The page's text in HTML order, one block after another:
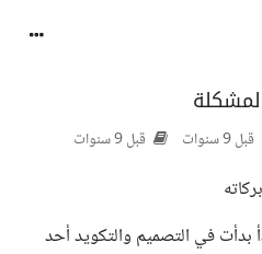
قبل 9 سنوات قبل 9 سنوات
بدأت في التصميم والتكويد أحد